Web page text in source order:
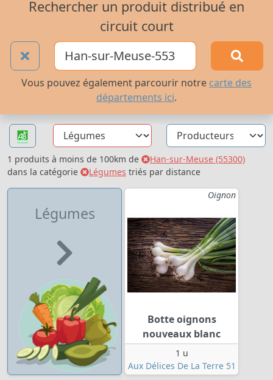
Rechercher un produit distribué en
circuit court
Vous pouvez également parcourir notre carte des
départements ici.
1 produits à moins de 100km de
Han-sur-Meuse (55300)
dans la catégorie
Légumes triés par distance
Légumes
Oignon
Botte oignons
nouveaux blanc
1 u
Aux Délices De La Terre 51